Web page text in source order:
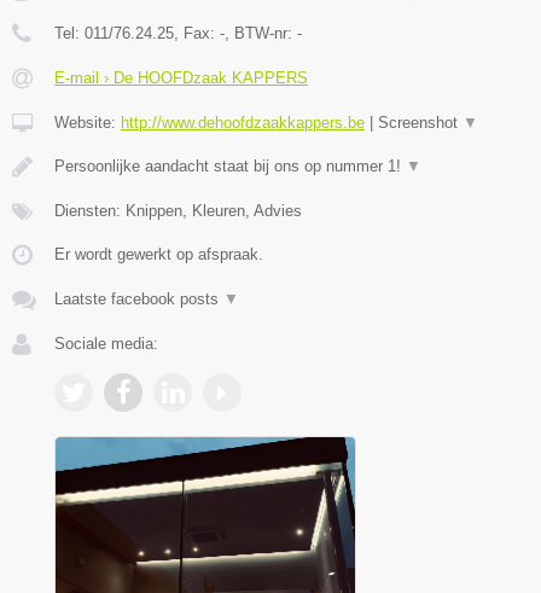
Tel: 011/76.24.25, Fax: -, BTW-nr: -
E-mail › De HOOFDzaak KAPPERS
Website: http://www.dehoofdzaakkappers.be Screenshot ▼
Persoonlijke aandacht staat bij ons op nummer 1! ▼
Diensten: Knippen, Kleuren, Advies
Er wordt gewerkt op afspraak.
Laatste facebook posts ▼
Sociale media: